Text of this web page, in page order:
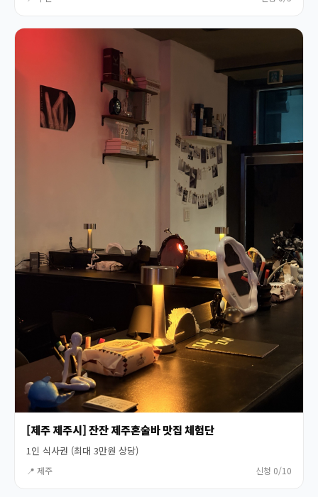
[제주 제주시] 잔잔 제주혼술바 맛집 체험단
1인 식사권 (최대 3만원 상당)
📍 제주 신청 0/10